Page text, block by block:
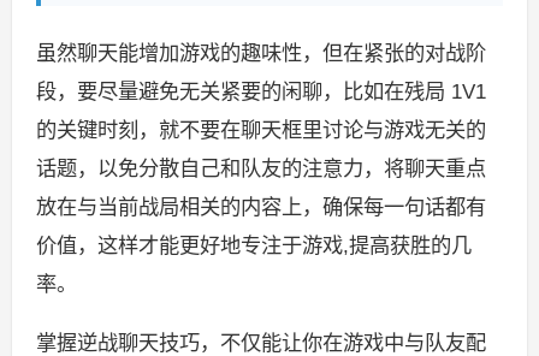
虽然聊天能增加游戏的趣味性，但在紧张的对战阶
段，要尽量避免无关紧要的闲聊，比如在残局 1V1
的关键时刻，就不要在聊天框里讨论与游戏无关的
话题，以免分散自己和队友的注意力，将聊天重点
放在与当前战局相关的内容上，确保每一句话都有
价值，这样才能更好地专注于游戏,提高获胜的几
率。
掌握逆战聊天技巧，不仅能让你在游戏中与队友配